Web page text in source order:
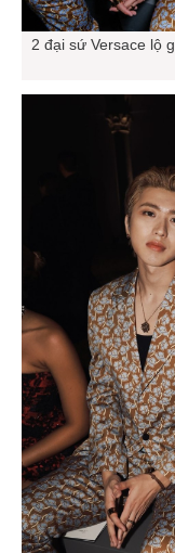
2 đại sứ Versace lộ